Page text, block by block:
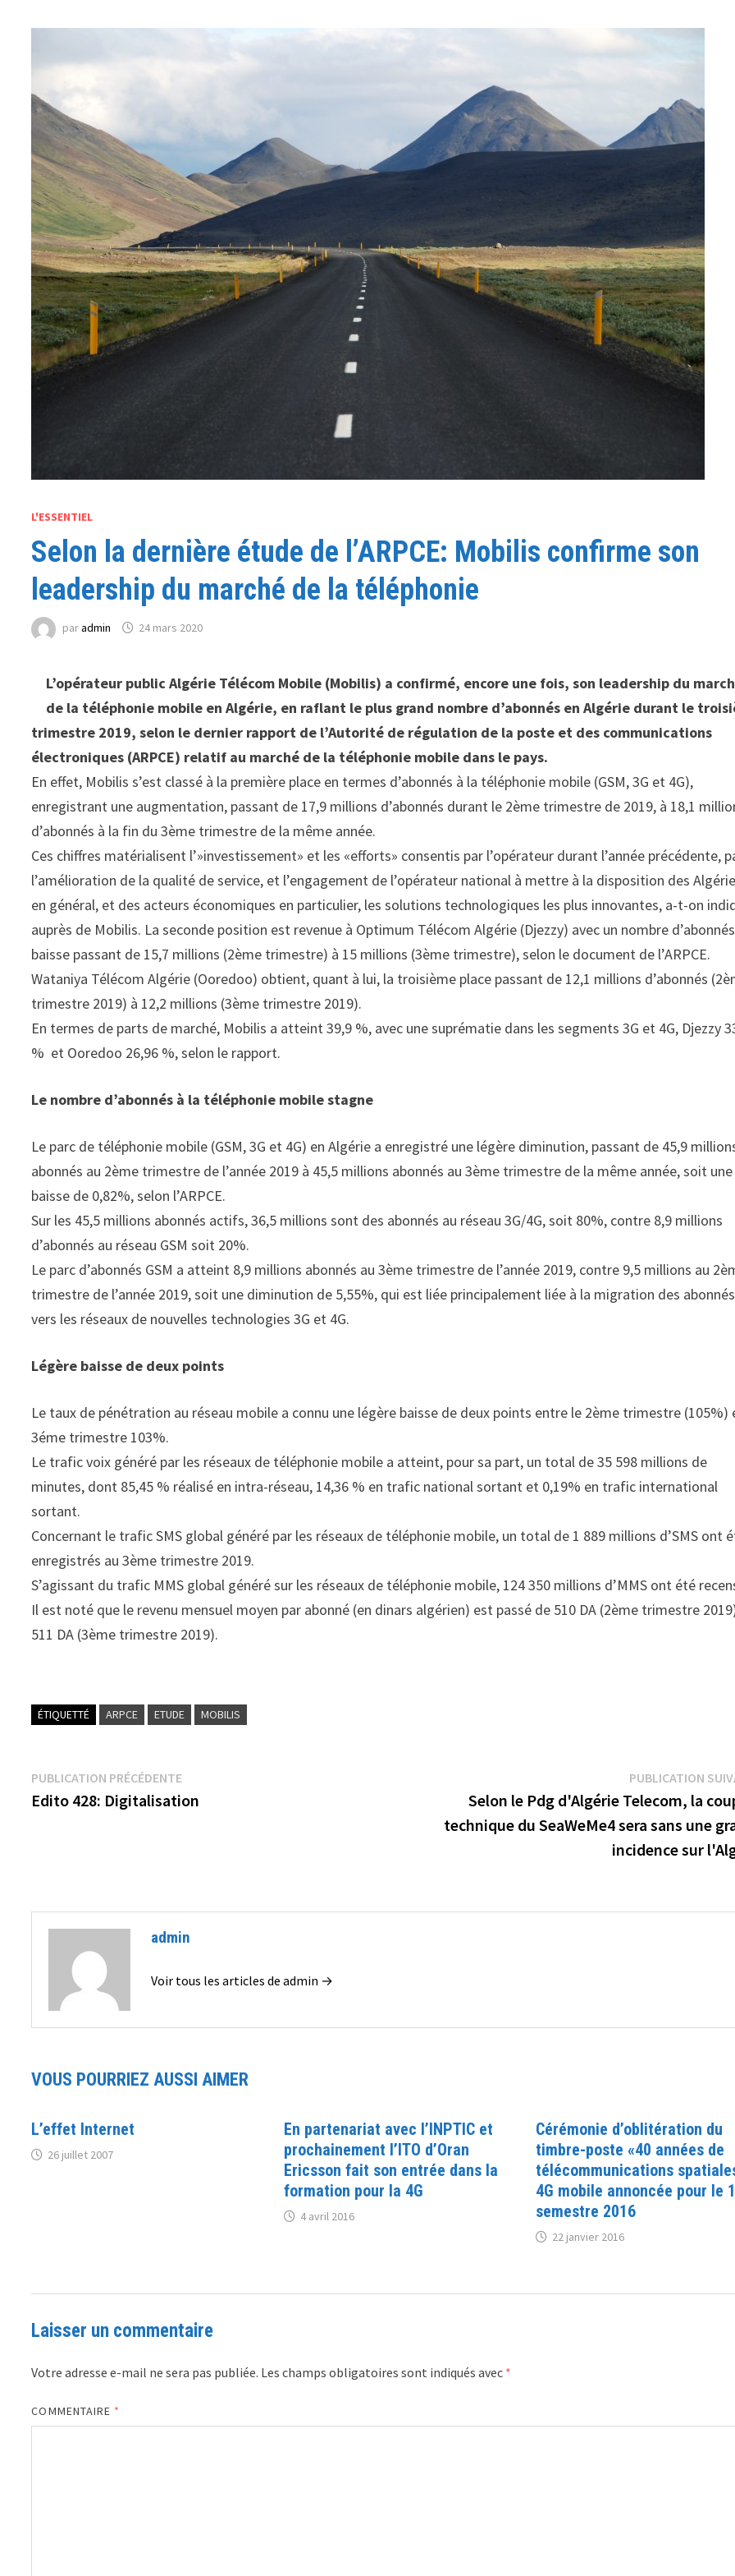
L'ESSENTIEL
Selon la dernière étude de l’ARPCE: Mobilis confirme son
leadership du marché de la téléphonie
paradmin 24 mars 2020
L’opérateur public Algérie Télécom Mobile (Mobilis) a confirmé, encore une fois, son leadership du
de la téléphonie mobile en Algérie, en raflant le plus grand nombre d’abonnés en Algérie durant le
trimestre 2019, selon le dernier rapport de l’Autorité de régulation de la poste et des communications
électroniques (ARPCE) relatif au marché de la téléphonie mobile dans le pays.
En effet, Mobilis s’est classé à la première place en termes d’abonnés à la téléphonie mobile (GSM, 3G et 4G),
enregistrant une augmentation, passant de 17,9 millions d’abonnés durant le 2ème trimestre de 2019, à 18,1
d’abonnés à la fin du 3ème trimestre de la même année.
Ces chiffres matérialisent l’»investissement» et les «efforts» consentis par l’opérateur durant l’année précédente,
l’amélioration de la qualité de service, et l’engagement de l’opérateur national à mettre à la disposition des
en général, et des acteurs économiques en particulier, les solutions technologiques les plus innovantes, a-t-on
auprès de Mobilis. La seconde position est revenue à Optimum Télécom Algérie (Djezzy) avec un nombre
baisse passant de 15,7 millions (2ème trimestre) à 15 millions (3ème trimestre), selon le document de l’ARPCE.
Wataniya Télécom Algérie (Ooredoo) obtient, quant à lui, la troisième place passant de 12,1 millions d’abonnés
trimestre 2019) à 12,2 millions (3ème trimestre 2019).
En termes de parts de marché, Mobilis a atteint 39,9 %, avec une suprématie dans les segments 3G et 4G, Djezzy
% et Ooredoo 26,96 %, selon le rapport.
Le nombre d’abonnés à la téléphonie mobile stagne
Le parc de téléphonie mobile (GSM, 3G et 4G) en Algérie a enregistré une légère diminution, passant de 45,9
abonnés au 2ème trimestre de l’année 2019 à 45,5 millions abonnés au 3ème trimestre de la même année, soit une
baisse de 0,82%, selon l’ARPCE.
Sur les 45,5 millions abonnés actifs, 36,5 millions sont des abonnés au réseau 3G/4G, soit 80%, contre 8,9 millions
d’abonnés au réseau GSM soit 20%.
Le parc d’abonnés GSM a atteint 8,9 millions abonnés au 3ème trimestre de l’année 2019, contre 9,5 millions au
trimestre de l’année 2019, soit une diminution de 5,55%, qui est liée principalement liée à la migration des abonnés
vers les réseaux de nouvelles technologies 3G et 4G.
Légère baisse de deux points
Le taux de pénétration au réseau mobile a connu une légère baisse de deux points entre le 2ème trimestre (105%)
3éme trimestre 103%.
Le trafic voix généré par les réseaux de téléphonie mobile a atteint, pour sa part, un total de 35 598 millions de
minutes, dont 85,45 % réalisé en intra-réseau, 14,36 % en trafic national sortant et 0,19% en trafic international
sortant.
Concernant le trafic SMS global généré par les réseaux de téléphonie mobile, un total de 1 889 millions d’SMS ont
enregistrés au 3ème trimestre 2019.
S’agissant du trafic MMS global généré sur les réseaux de téléphonie mobile, 124 350 millions d’MMS ont été
Il est noté que le revenu mensuel moyen par abonné (en dinars algérien) est passé de 510 DA (2ème trimestre
511 DA (3ème trimestre 2019).
ÉTIQUETTÉ ARPCE ETUDE MOBILIS
Navigation
de
PUBLICATION PRÉCÉDENTEPublication
précédente :
Edito 428: Digitalisation
PUBLICATION
Selon le Pdg d'Algérie Telecom, la
technique du SeaWeMe4 sera sans une
incidence sur
admin
Voir tous les articles de admin →
VOUS POURRIEZ AUSSI AIMER
L’effet Internet
26 juillet 2007
En partenariat avec l’INPTIC et
prochainement l’ITO d’Oran
Ericsson fait son entrée dans la
formation pour la 4G
4 avril 2016
Cérémonie d’oblitération du
timbre-poste «40 années de
télécommunications
4G mobile annoncée pour le
semestre 2016
22 janvier 2016
Laisser un commentaire
Votre adresse e-mail ne sera pas publiée. Les champs obligatoires sont indiqués avec *
COMMENTAIRE *